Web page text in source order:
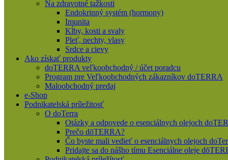
Na zdravotné tažkosti
Endokrinný systém (hormony)
Imunita
Kĺby, kosti a svaly
Pleť, nechty, vlasy
Srdce a cievy
Ako získať produkty
doTERRA veľkoobchodný / účet poradcu
Program pre Veľkoobchodných zákazníkov doTERRA
Maloobchodný predaj
e-Shop
Podnikatelská príležitosť
O doTerra
Otázky a odpovede o esenciálnych olejoch
Prečo dōTERRA?
Čo byste mali vedieť o esenciálnych olejoch
Pridajte sa do nášho tímu Esenciálne oleje